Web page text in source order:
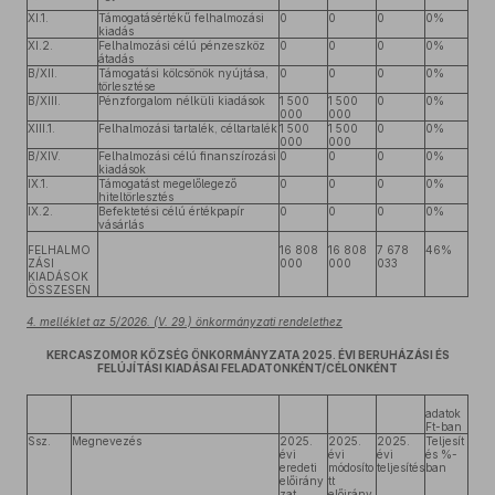
XI.1.
Támogatásértékű felhalmozási
kiadás
0 0 0 0%
XI.2.
Felhalmozási célú pénzeszköz
átadás
0 0 0 0%
B/XII.
Támogatási kölcsönök nyújtása,
törlesztése
0 0 0 0%
B/XIII. Pénzforgalom nélküli kiadások
1 500
000
1 500
000
0 0%
XIII.1. Felhalmozási tartalék, céltartalék 1 500
000
1 500
000
0 0%
B/XIV.
Felhalmozási célú finanszírozási
kiadások
0 0 0 0%
IX.1.
Támogatást megelőlegező
hiteltörlesztés
0 0 0 0%
IX.2.
Befektetési célú értékpapír
vásárlás
0 0 0 0%
FELHALMO
ZÁSI
KIADÁSOK
ÖSSZESEN
16 808
000
16 808
000
7 678
033
46%
4. melléklet az 5/2026. (V. 29.) önkormányzati rendelethez
KERCASZOMOR KÖZSÉG ÖNKORMÁNYZATA 2025. ÉVI BERUHÁZÁSI ÉS
FELÚJÍTÁSI KIADÁSAI FELADATONKÉNT/CÉLONKÉNT
adatok
Ft-ban
Ssz.
Megnevezés
2025.
évi
eredeti
előirány
2025.
évi
módosíto
tt
2025.
évi
teljesítés
Teljesít
és %-
ban